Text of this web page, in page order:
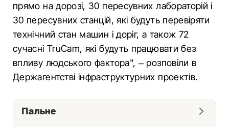
прямо на дорозі, 30 пересувних лабораторій і
30 пересувних станцій, які будуть перевіряти
технічний стан машин і доріг, а також 72
сучасні TruСam, які будуть працювати без
впливу людського фактора", – розповіли в
Держагентстві інфраструктурних проектів.
Пальне